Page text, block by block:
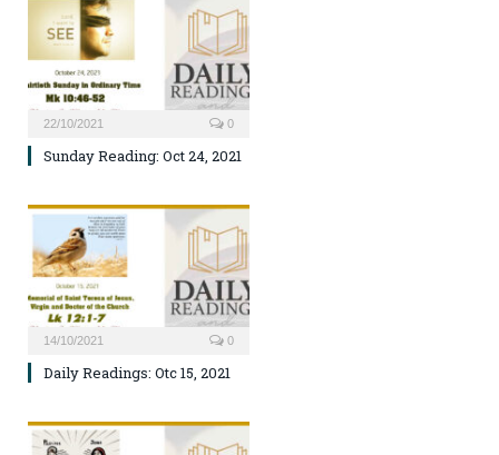
22/10/2021 0
Sunday Reading: Oct 24, 2021
14/10/2021 0
Daily Readings: Otc 15, 2021